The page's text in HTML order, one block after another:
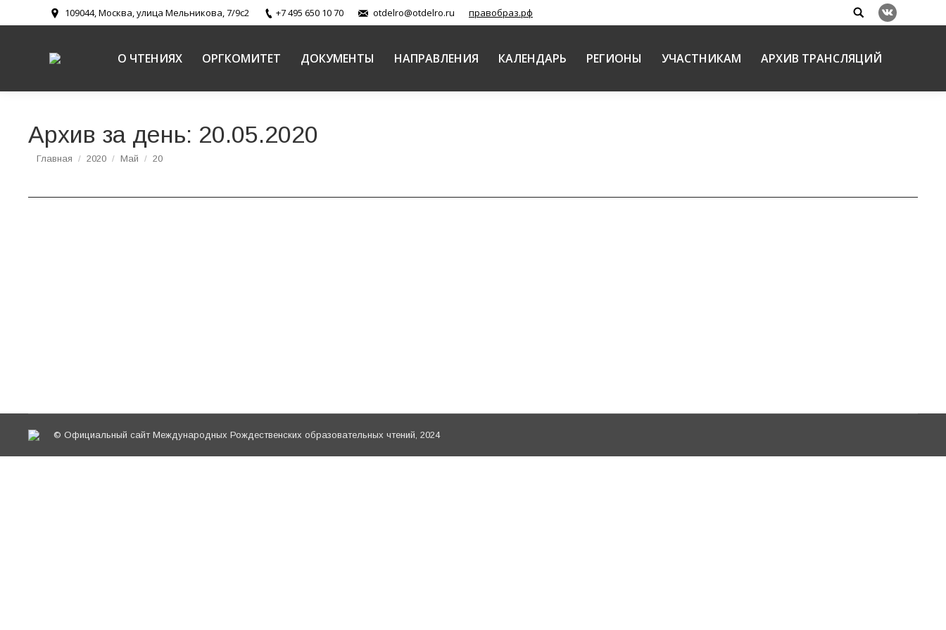
109044, Москва, улица Мельникова, 7/9с2 +7 495 650 10 70 otdelro@otdelro.ru правобраз.рф Search:
Вконтакте
О ЧТЕНИЯХ ОРГКОМИТЕТ ДОКУМЕНТЫ НАПРАВЛЕНИЯ КАЛЕНДАРЬ РЕГИОНЫ УЧАСТНИКАМ АРХИВ ТРАНСЛЯЦИЙ
Архив за день: 20.05.2020
Вы здесь:
Главная 2020 Май 20
© Официальный сайт Международных Рождественских образовательных чтений, 2024